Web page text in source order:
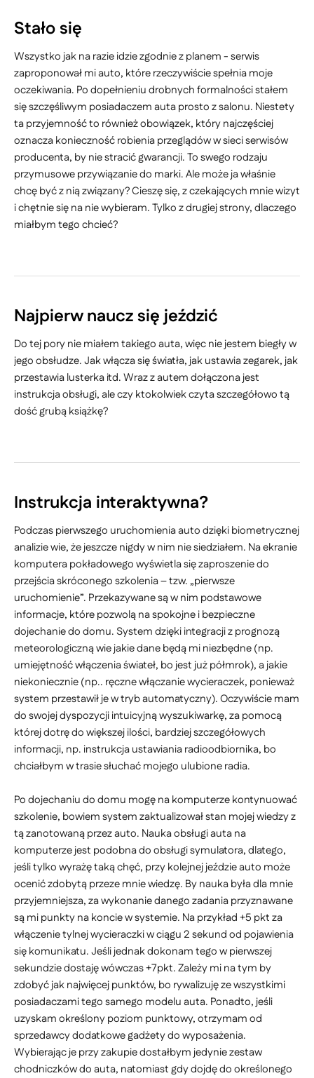
Stało się
Wszystko jak na razie idzie zgodnie z planem - serwis
zaproponował mi auto, które rzeczywiście spełnia moje
oczekiwania. Po dopełnieniu drobnych formalności stałem
się szczęśliwym posiadaczem auta prosto z salonu. Niestety
ta przyjemność to również obowiązek, który najczęściej
oznacza konieczność robienia przeglądów w sieci serwisów
producenta, by nie stracić gwarancji. To swego rodzaju
przymusowe przywiązanie do marki. Ale może ja właśnie
chcę być z nią związany? Cieszę się, z czekających mnie wizyt
i chętnie się na nie wybieram. Tylko z drugiej strony, dlaczego
miałbym tego chcieć?
Najpierw naucz się jeździć
Do tej pory nie miałem takiego auta, więc nie jestem biegły w
jego obsłudze. Jak włącza się światła, jak ustawia zegarek, jak
przestawia lusterka itd. Wraz z autem dołączona jest
instrukcja obsługi, ale czy ktokolwiek czyta szczegółowo tą
dość grubą książkę?
Instrukcja interaktywna?
Podczas pierwszego uruchomienia auto dzięki biometrycznej
analizie wie, że jeszcze nigdy w nim nie siedziałem. Na ekranie
komputera pokładowego wyświetla się zaproszenie do
przejścia skróconego szkolenia – tzw. „pierwsze
uruchomienie”. Przekazywane są w nim podstawowe
informacje, które pozwolą na spokojne i bezpieczne
dojechanie do domu. System dzięki integracji z prognozą
meteorologiczną wie jakie dane będą mi niezbędne (np.
umiejętność włączenia świateł, bo jest już półmrok), a jakie
niekoniecznie (np.. ręczne włączanie wycieraczek, ponieważ
system przestawił je w tryb automatyczny). Oczywiście mam
do swojej dyspozycji intuicyjną wyszukiwarkę, za pomocą
której dotrę do większej ilości, bardziej szczegółowych
informacji, np. instrukcja ustawiania radioodbiornika, bo
chciałbym w trasie słuchać mojego ulubione radia.
Po dojechaniu do domu mogę na komputerze kontynuować
szkolenie, bowiem system zaktualizował stan mojej wiedzy z
tą zanotowaną przez auto. Nauka obsługi auta na
komputerze jest podobna do obsługi symulatora, dlatego,
jeśli tylko wyrażę taką chęć, przy kolejnej jeździe auto może
ocenić zdobytą przeze mnie wiedzę. By nauka była dla mnie
przyjemniejsza, za wykonanie danego zadania przyznawane
są mi punkty na koncie w systemie. Na przykład +5 pkt za
włączenie tylnej wycieraczki w ciągu 2 sekund od pojawienia
się komunikatu. Jeśli jednak dokonam tego w pierwszej
sekundzie dostaję wówczas +7pkt. Zależy mi na tym by
zdobyć jak najwięcej punktów, bo rywalizuję ze wszystkimi
posiadaczami tego samego modelu auta. Ponadto, jeśli
uzyskam określony poziom punktowy, otrzymam od
sprzedawcy dodatkowe gadżety do wyposażenia.
Wybierając je przy zakupie dostałbym jedynie zestaw
chodniczków do auta, natomiast gdy dojdę do określonego